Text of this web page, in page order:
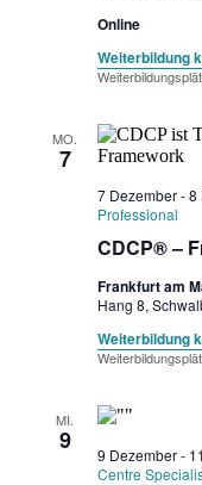
Online
Weiterbildung
MO.
7
CDCP® –
7 Dezember-8
Professional
Frankfurt am
Hang 8,
Weiterbildung
MI.
9 9 Dezember-
Centre